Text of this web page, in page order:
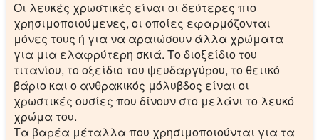
Οι λευκές χρωστικές είναι οι δεύτερες πιο
χρησιμοποιούμενες, οι οποίες εφαρμόζονται
μόνες τους ή για να αραιώσουν άλλα χρώματα
για μια ελαφρύτερη σκιά. Το διοξείδιο του
τιτανίου, το οξείδιο του ψευδαργύρου, το θειικό
βάριο και ο ανθρακικός μόλυβδος είναι οι
χρωστικές ουσίες που δίνουν στο μελάνι το λευκό
χρώμα του.
Τα βαρέα μέταλλα που χρησιμοποιούνται για τα